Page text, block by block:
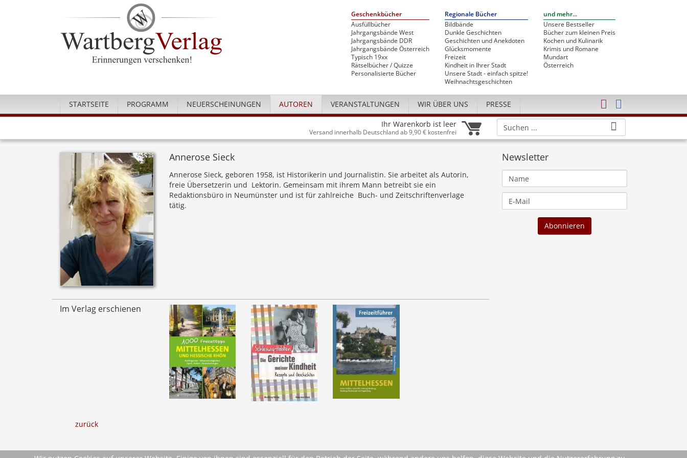
Geschenkbücher
Ausfüllbücher
Jahrgangsbände West
Jahrgangsbände DDR
Jahrgangsbände Österreich
Typisch 19xx
Rätselbücher / Quizze
Personalisierte Bücher
Regionale Bücher
Bildbände
Dunkle Geschichten
Geschichten und Anekdoten
Glücksmomente
Freizeit
Kindheit in Ihrer Stadt
Unsere Stadt - einfach spitze!
Weihnachtsgeschichten
und mehr...
Unsere Bestseller
Bücher zum kleinen Preis
Kochen und Kulinarik
Krimis und Romane
Mundart
Österreich
STARTSEITE PROGRAMM NEUERSCHEINUNGEN AUTOREN VERANSTALTUNGEN WIR ÜBER UNS PRESSE
Ihr Warenkorb ist leer
Versand innerhalb Deutschland ab 9,90 € kostenfrei
Annerose Sieck
Annerose Sieck, geboren 1958, ist Historikerin und Journalistin. Sie arbeitet als Autorin,
freie Übersetzerin und Lektorin. Gemeinsam mit ihrem Mann betreibt sie ein
Redaktionsbüro in Neumünster und ist für zahlreiche Buch- und Zeitschriftenverlage
tätig.
Im Verlag erschienen
zurück
Newsletter